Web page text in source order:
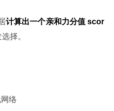
计算出一个亲和力分值 scor
择。
络